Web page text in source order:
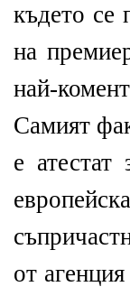
където се
на
най-
Самият
е
от